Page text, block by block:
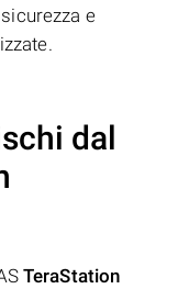
e
dal
TeraStation